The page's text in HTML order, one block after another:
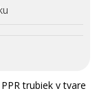
trubiek v tvare